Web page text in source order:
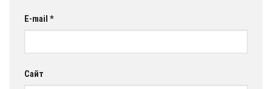
E-mail *
Сайт